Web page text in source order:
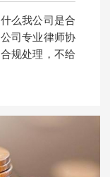
么我公司是合
司专业律师协
规处理，不给